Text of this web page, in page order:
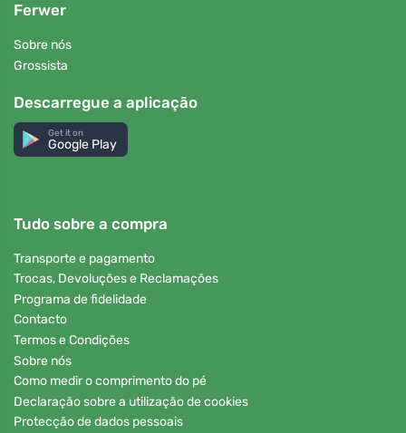
Ferwer
Sobre nós
Grossista
Descarregue a aplicação
Get it on
Google Play
Tudo sobre a compra
Transporte e pagamento
Trocas, Devoluções e Reclamações
Programa de fidelidade
Contacto
Termos e Condições
Sobre nós
Como medir o comprimento do pé
Declaração sobre a utilização de cookies
Protecção de dados pessoais